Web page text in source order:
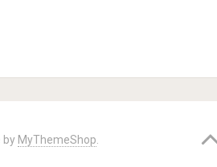
by MyThemeShop